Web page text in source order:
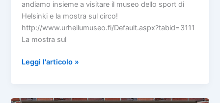
andiamo insieme a visitare il museo dello sport di
Helsinki e la mostra sul circo!
http://www.urheilumuseo.fi/Default.aspx?tabid=3111
La mostra sul
Visita
dello
Leggi l'articolo »